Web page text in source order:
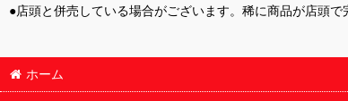
●店頭と併売している場合がございます。稀に商品が店頭
ホーム